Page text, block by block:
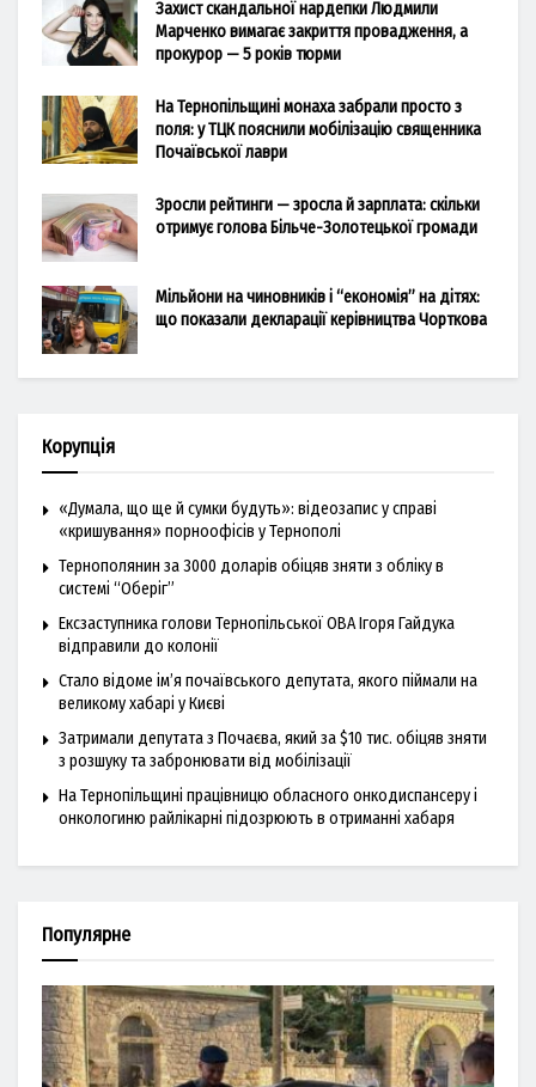
Захист скандальної нардепки Людмили
Марченко вимагає закриття провадження, а
прокурор — 5 років тюрми
На Тернопільщині монаха забрали просто з
поля: у ТЦК пояснили мобілізацію священника
Почаївської лаври
Зросли рейтинги — зросла й зарплата: скільки
отримує голова Більче-Золотецької громади
Мільйони на чиновників і “економія” на дітях:
що показали декларації керівництва Чорткова
Корупція
«Думала, що ще й сумки будуть»: відеозапис у справі
«кришування» порноофісів у Тернополі
Тернополянин за 3000 доларів обіцяв зняти з обліку в
системі “Оберіг”
Ексзаступника голови Тернопільської ОВА Ігоря Гайдука
відправили до колонії
Стало відоме ім’я почаївського депутата, якого піймали на
великому хабарі у Києві
Затримали депутата з Почаєва, який за $10 тис. обіцяв зняти
з розшуку та забронювати від мобілізації
На Тернопільщині працівницю обласного онкодиспансеру і
онкологиню райлікарні підозрюють в отриманні хабаря
Популярне